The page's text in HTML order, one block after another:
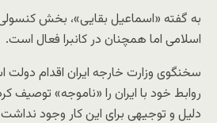
به گفته «اسماعیل بقایی»، بخش
اسلامی اما همچنان در کانبرا فعال است.
سخنگوی وزارت خارجه ایران اقدام
روابط خود با ایران را «ناموجه»
دلیل و توجیهی برای این کار وجود